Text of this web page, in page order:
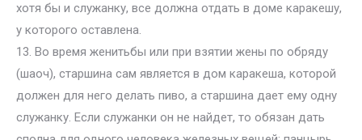
хотя бы и служанку, все должна отдать в доме каракешу,
у которого оставлена.
13. Во время женитьбы или при взятии жены по обряду
(шаоч), старшина сам является в дом каракеша, которой
должен для него делать пиво, а старшина дает ему одну
служанку. Если служанки он не найдет, то обязан дать